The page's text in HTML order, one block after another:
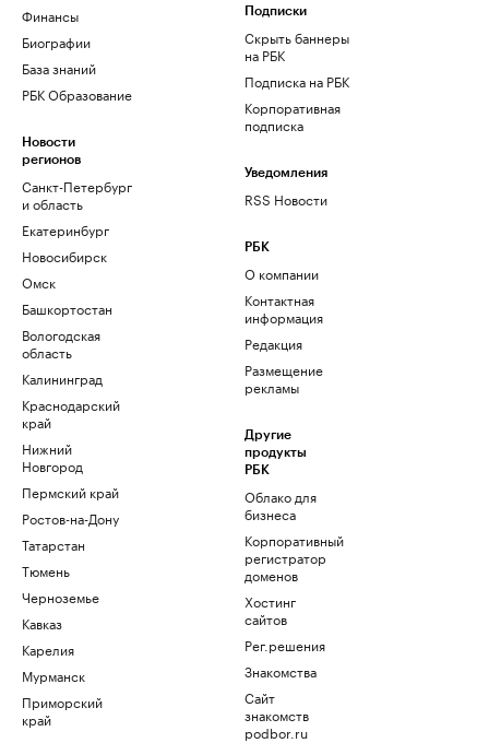
Финансы
Биографии
База знаний
РБК Образование
Новости
регионов
Санкт-Петербург
и область
Екатеринбург
Новосибирск
Омск
Башкортостан
Вологодская
область
Калининград
Краснодарский
край
Нижний
Новгород
Пермский край
Ростов-на-Дону
Татарстан
Тюмень
Черноземье
Кавказ
Карелия
Мурманск
Приморский
край
Подписки
Скрыть баннеры
на РБК
Подписка на РБК
Корпоративная
подписка
Уведомления
RSS Новости
РБК
О компании
Контактная
информация
Редакция
Размещение
рекламы
Другие
продукты
РБК
Облако для
бизнеса
Корпоративный
регистратор
доменов
Хостинг
сайтов
Рег.решения
Знакомства
Сайт
знакомств
podbor.ru